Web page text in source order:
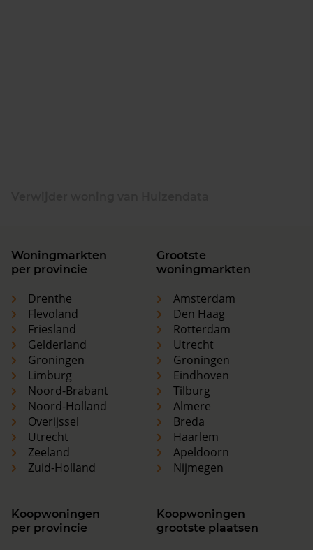
Woningmarkten
per provincie
Drenthe
Flevoland
Friesland
Gelderland
Groningen
Limburg
Noord-Brabant
Noord-Holland
Overijssel
Utrecht
Zeeland
Zuid-Holland
Grootste
woningmarkten
Amsterdam
Den Haag
Rotterdam
Utrecht
Groningen
Eindhoven
Tilburg
Almere
Breda
Haarlem
Apeldoorn
Nijmegen
Koopwoningen
per provincie
Koopwoningen
grootste plaatsen